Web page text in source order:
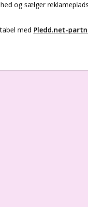
og sælger
med Pledd.net-